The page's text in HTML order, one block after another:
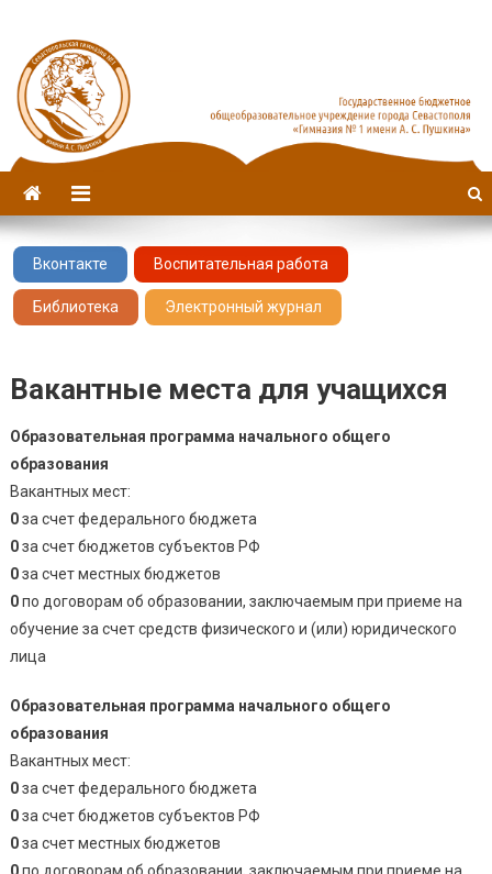
Вконтакте Воспитательная работа
Библиотека Электронный журнал
Вакантные места для учащихся
Образовательная программа начального общего
образования
Вакантных мест:
0за счет федерального бюджета
0за счет бюджетов субъектов РФ
0за счет местных бюджетов
0по договорам об образовании, заключаемым при приеме на
обучение за счет средств физического и (или) юридического
лица
Образовательная программа начального общего
образования
Вакантных мест:
0за счет федерального бюджета
0за счет бюджетов субъектов РФ
0за счет местных бюджетов